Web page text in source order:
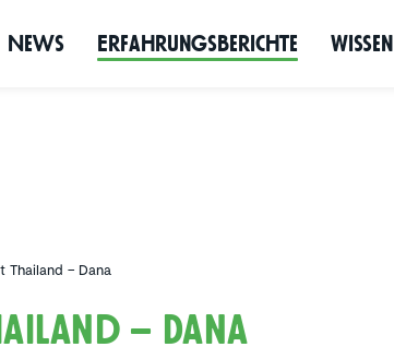
News Erfah­rungs­be­richte Wissen
Thailand – Dana
– Dana